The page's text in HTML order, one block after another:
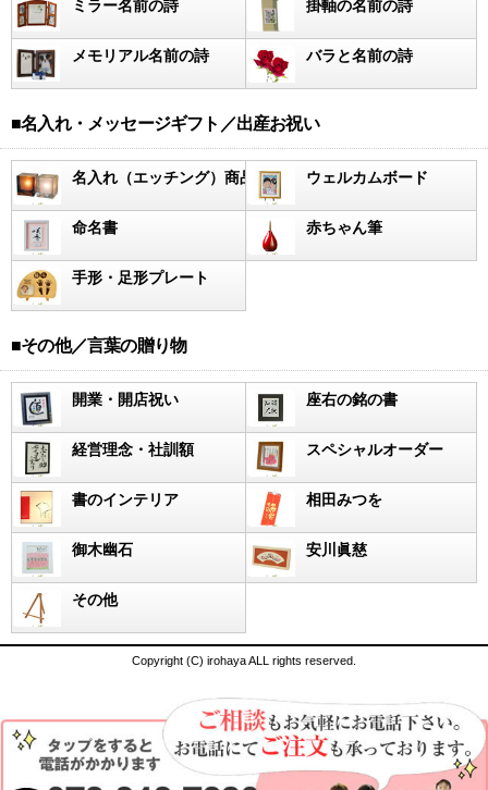
ミラー名前の詩 掛軸の名前の詩
メモリアル名前の詩 バラと名前の詩
■名入れ・メッセージギフト／出産お祝い
名入れ（エッチング）商品 ウェルカムボード
命名書 赤ちゃん筆
手形・足形プレート
■その他／言葉の贈り物
開業・開店祝い 座右の銘の書
経営理念・社訓額 スペシャルオーダー
書のインテリア 相田みつを
御木幽石 安川眞慈
その他
Copyright (C) irohaya ALL rights reserved.